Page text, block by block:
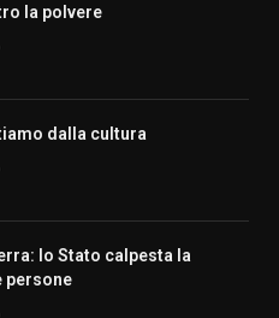
la polvere
dalla cultura
lo Stato calpesta la
persone